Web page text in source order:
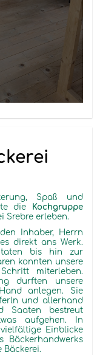
Spaß und
die Kochgruppe
Srebre erleben.
Inhaber, Herrn
direkt ans Werk.
bis hin zur
konnten unsere
miterleben.
durften unsere
anlegen. Sie
und allerhand
Saaten bestreut
aufgehen. In
Einblicke